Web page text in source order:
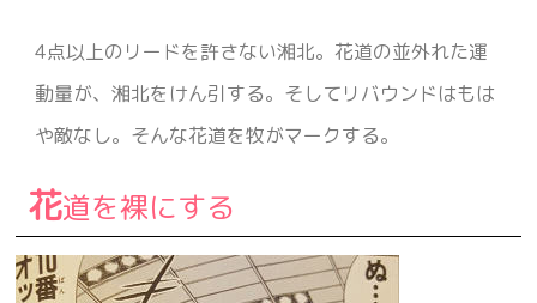
4点以上のリードを許さない湘北。花道の並外れた運
動量が、湘北をけん引する。そしてリバウンドはもは
や敵なし。そんな花道を牧がマークする。
花道を裸にする